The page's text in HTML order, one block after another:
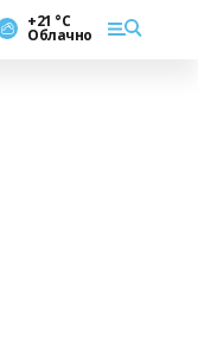
+21 °С
Облачно